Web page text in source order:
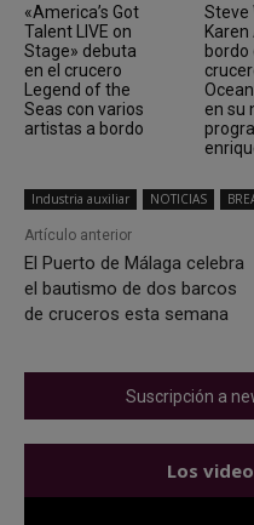
«America’s Got
Talent LIVE on
Stage» debuta
en el crucero
Legend of the
Seas con varios
artistas a bordo
Steve
Karen
bordo
en su
Industria auxiliar NOTICIAS
Artículo anterior
El Puerto de Málaga celebra
el bautismo de dos barcos
de cruceros esta semana
Suscripción a
Los